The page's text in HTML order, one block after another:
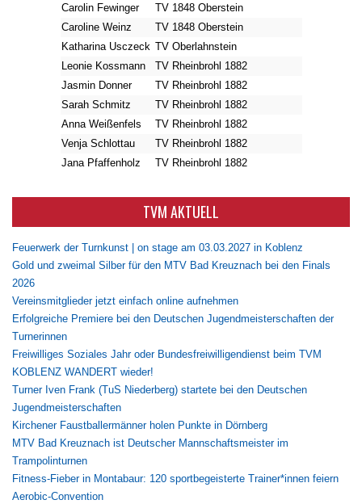
Carolin Fewinger
TV 1848 Oberstein
Caroline Weinz
TV 1848 Oberstein
Katharina Usczeck TV Oberlahnstein
Leonie Kossmann
TV Rheinbrohl 1882
Jasmin Donner
TV Rheinbrohl 1882
Sarah Schmitz
TV Rheinbrohl 1882
Anna Weißenfels
TV Rheinbrohl 1882
Venja Schlottau
TV Rheinbrohl 1882
Jana Pfaffenholz
TV Rheinbrohl 1882
TVM AKTUELL
Feuerwerk der Turnkunst | on stage am 03.03.2027 in Koblenz
Gold und zweimal Silber für den MTV Bad Kreuznach bei den Finals
2026
Vereinsmitglieder jetzt einfach online aufnehmen
Erfolgreiche Premiere bei den Deutschen Jugendmeisterschaften der
Turnerinnen
Freiwilliges Soziales Jahr oder Bundesfreiwilligendienst beim TVM
KOBLENZ WANDERT wieder!
Turner Iven Frank (TuS Niederberg) startete bei den Deutschen
Jugendmeisterschaften
Kirchener Faustballermänner holen Punkte in Dörnberg
MTV Bad Kreuznach ist Deutscher Mannschaftsmeister im
Trampolinturnen
Fitness-Fieber in Montabaur: 120 sportbegeisterte Trainer*innen feiern
Aerobic-Convention